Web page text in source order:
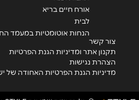
אורח חיים בריא
לבית
הנחות אוטומטיות במעמד
צור קשר
תקנון אתר ומדיניות הגנת הפרטיות
הצהרת נגישות
מדיניות הגנת הפרטיות האחודה של